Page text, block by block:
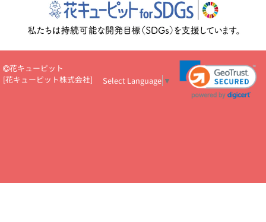
いのマナー
定年退職祝いのマナー
お祝いを贈るときのマナー・
花キューピットのお祝いコラム一覧
誕生日のお花を「色
彩心理学」で選ぶ方法
結婚祝いの予算相場
出産祝いお役立ち情
ール
新築引っ越し祝いコラム お祝い花のマナー総まとめ
職
場上司や先輩へ贈るお祝い花の正解は？
開店祝いの花 選び方ガイ
あり)
花キューピット×専門家
CO2排出量削減 / SDGsを考える
花キューピット
[花キューピット株式会社] Select Language ▼